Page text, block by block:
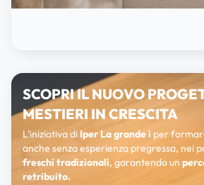
SCOPRI IL NUOVO
MESTIERI IN CRESCITA
L’iniziativa di Iper La grande i per
anche senza esperienza pregressa, nei
freschi tradizionali, garantendo un
retribuito.